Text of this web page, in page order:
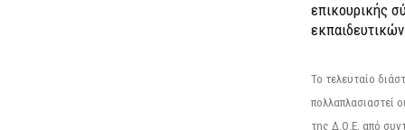
επικουρικής
εκπαιδευτικών
Το τελευταίο
πολλαπλασιαστεί
της Δ.Ο.Ε. από